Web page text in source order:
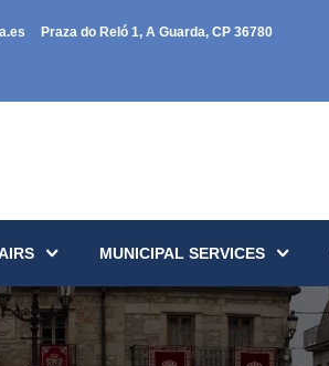
Praza do Reló 1, A Guarda, CP 36780
MUNICIPAL SERVICES